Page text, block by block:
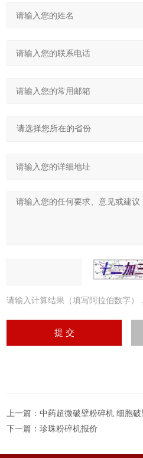
请输入计算结果（填写阿拉伯数字）
上一篇：中药超微破壁粉碎机 细胞破
下一篇：珍珠粉碎机报价